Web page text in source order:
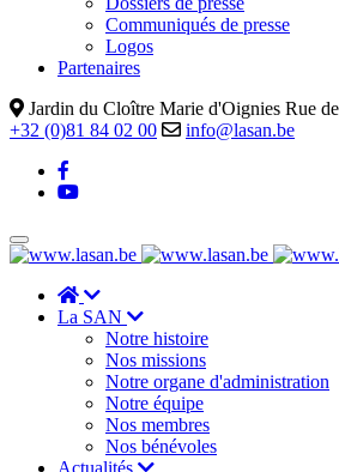
Communiqués de presse
Logos
Partenaires
Jardin du Cloître Marie d'Oignies Rue
+32 (0)81 84 02 00
info@lasan.be
La SAN
Notre histoire
Nos missions
Notre organe d'administration
Notre équipe
Nos membres
Nos bénévoles
Actualités